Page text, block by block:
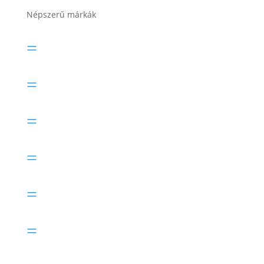
Népszerű márkák
=
=
=
=
=
=